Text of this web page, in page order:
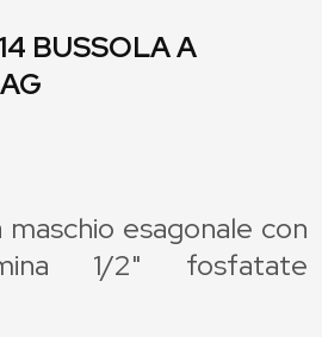
BUSSOLA A
maschio esagonale con
1/2" fosfatate